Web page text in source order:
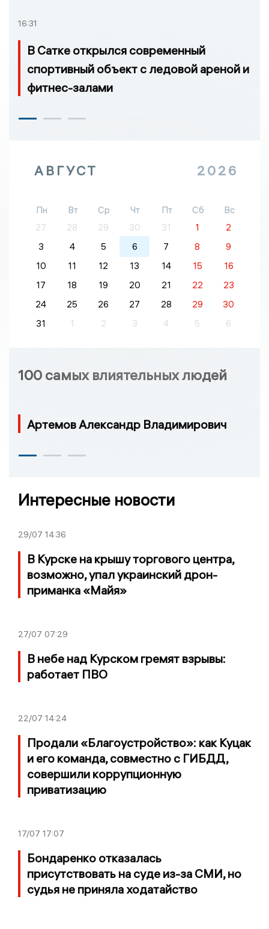
16:31
В Сатке открылся современный
спортивный объект с ледовой ареной и
фитнес-залами
АВГУСТ 2026
Пн Вт Ср Чт Пт Сб
Вс
27
28 29 30 31 1
2
3
4 5 6 7 8
9
10
11 12 13 14 15
16
17
18 19 20 21 22
23
24
25 26 27 28 29
30
31
1 2 3 4 5 6
100 самых влиятельных людей
Артемов Александр Владимирович
Интересные новости
29/07 14:36
В Курске на крышу торгового центра,
возможно, упал украинский дрон-
приманка «Майя»
27/07 07:29
В небе над Курском гремят взрывы:
работает ПВО
22/07 14:24
Продали «Благоустройство»: как Куцак
и его команда, совместно с ГИБДД,
совершили коррупционную
приватизацию
17/07 17:07
Бондаренко отказалась
присутствовать на суде из-за СМИ, но
судья не приняла ходатайство